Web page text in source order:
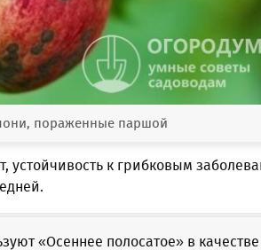
пораженные паршой
устойчивость к грибковым
«Осеннее полосатое» в качестве